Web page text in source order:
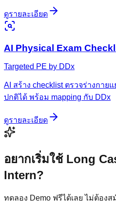
ดูรายละเอียด
AI Physical Exam
Targeted PE by DDx
AI สร้าง checklist ตรวจร่างกาย
ปกติได้ พร้อม mapping กับ DDx
ดูรายละเอียด
อยากเริ่มใช้ Long
Intern?
ทดลอง Demo ฟรีได้เลย ไม่ต้อง